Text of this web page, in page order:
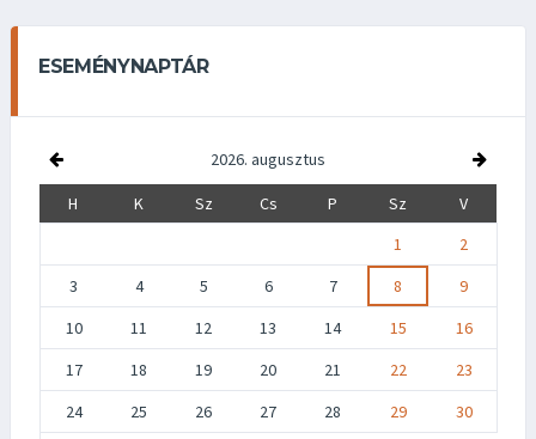
ESEMÉNYNAPTÁR
2026. augusztus
H K Sz Cs P Sz
V
1
2
3
4 5 6 7 8
9
10
11 12 13 14 15
16
17
18 19 20 21 22
23
24
25 26 27 28 29
30